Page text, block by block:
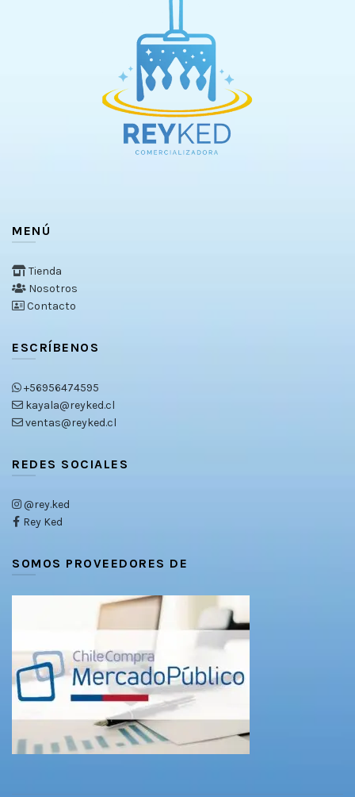
MENÚ
Tienda
Nosotros
Contacto
ESCRÍBENOS
+56956474595
kayala@reyked.cl
ventas@reyked.cl
REDES SOCIALES
@rey.ked
Rey Ked
SOMOS PROVEEDORES DE